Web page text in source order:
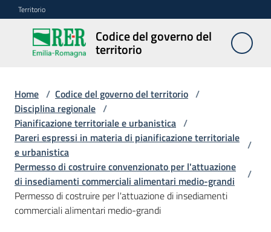
Vai al contenuto
Vai alla navigazione
Vai al footer
Territorio
Codice del governo del
territorio
Codice
del
del
territorio
Modulistica
edilizia
C
a
Home / Codice del governo del territorio /
Disciplina regionale /
Pianificazione territoriale e urbanistica /
Pareri espressi in materia di pianificazione territoriale
e urbanistica
/
Permesso di costruire convenzionato per l'attuazione
di insediamenti commerciali alimentari medio-grandi
/
Permesso di costruire per l'attuazione di insediamenti
commerciali alimentari medio-grandi